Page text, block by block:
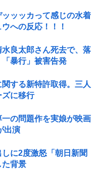
ッッッカって感じの水着
への反応！！！
水良太郎さん死去で、落
暴行」被害告発
する新特許取得。三人
ズに移行
の問題作を実娘が映画
出演
に2度激怒「朝日新聞
た背景